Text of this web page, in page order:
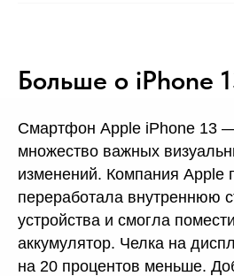
Больше о iPhone
Смартфон Apple iPhone 13
множество важных
изменений. Компания Apple
переработала внутреннюю
устройства и смогла
аккумулятор. Челка на
на 20 процентов меньше.